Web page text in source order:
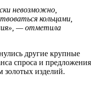
невозможно,
кольцами,
— отметила
другие крупные
спроса и предложения
золотых изделий.